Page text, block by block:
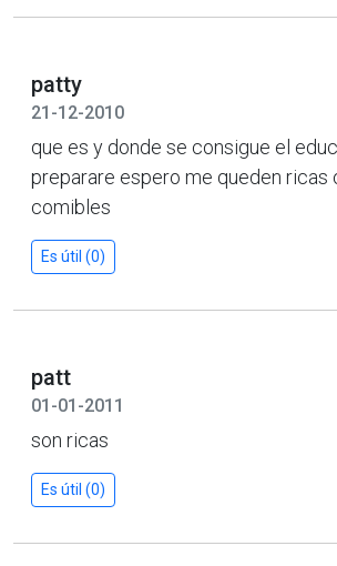
patty
21-12-2010
que es y donde se consigue el
preparare espero me queden ricas
comibles
Es útil (0)
patt
01-01-2011
son ricas
Es útil (0)